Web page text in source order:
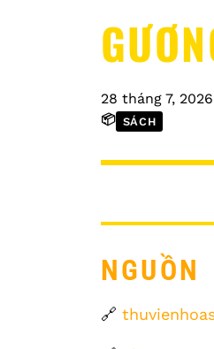
28 tháng 7, 2026
📦 SÁCH
NGUỒN
🔗